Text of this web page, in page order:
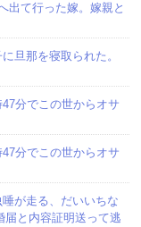
出て行った嫁。嫁親と
旦那を寝取られた。
分でこの世からオサ
分でこの世からオサ
が走る、だいいちな
届と内容証明送って逃